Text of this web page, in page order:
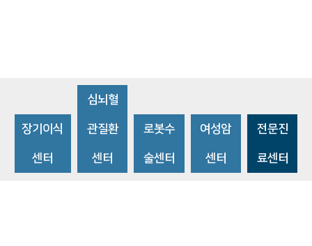
장기이식
센터
심뇌혈
관질환
센터
로봇수
술센터
여성암
센터
전문진
료센터